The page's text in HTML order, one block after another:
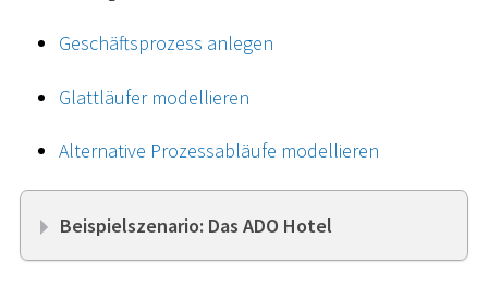
Geschäftsprozess anlegen
Glattläufer modellieren
Alternative Prozessabläufe modellieren
Beispielszenario: Das ADO Hotel